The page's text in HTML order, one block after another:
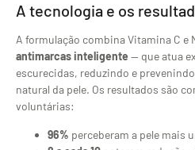
A tecnologia e os
A formulação combina Vitamina C e
antimarcas inteligente — que atua
escurecidas, reduzindo e
natural da pele. Os resultados são
voluntárias:
96% perceberam a pele mais